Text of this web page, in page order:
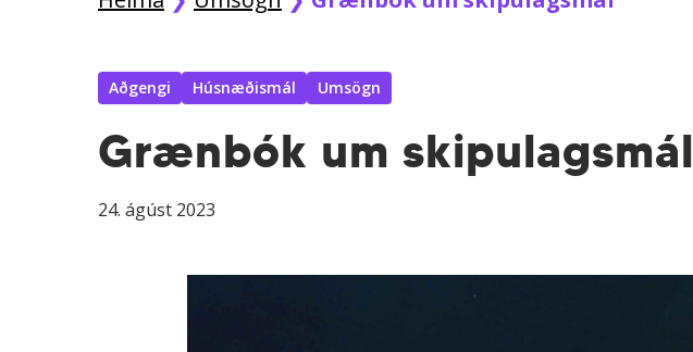
Aðgengi Húsnæðismál Umsögn
Grænbók um skipulagsmál
24. ágúst 2023